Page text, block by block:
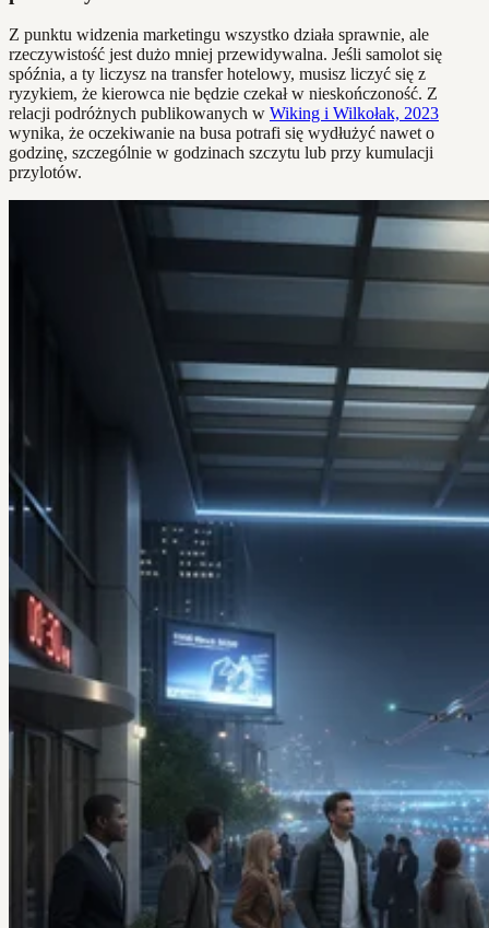
Z punktu widzenia marketingu wszystko działa sprawnie, ale
rzeczywistość jest dużo mniej przewidywalna. Jeśli samolot się
spóźnia, a ty liczysz na transfer hotelowy, musisz liczyć się z
ryzykiem, że kierowca nie będzie czekał w nieskończoność. Z
relacji podróżnych publikowanych w Wiking i Wilkołak, 2023
wynika, że oczekiwanie na busa potrafi się wydłużyć nawet o
godzinę, szczególnie w godzinach szczytu lub przy kumulacji
przylotów.